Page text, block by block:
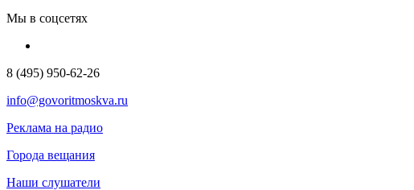
Мы в соцсетях
8 (495) 950-62-26
info@govoritmoskva.ru
Реклама на радио
Города вещания
Наши слушатели